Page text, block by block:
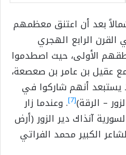
بعد أن اعتنق معظمهم
القرن الرابع الهجري
الأولى، حيث اصطدموا
عقيل بن عامر بن صعصعة،
يستبعد أنهم شاركوا في
– الرقة)[7] . وعندما زار
آنذاك دير الزور (أرض
رحب به الشاعر الكبير محمد الفراتي